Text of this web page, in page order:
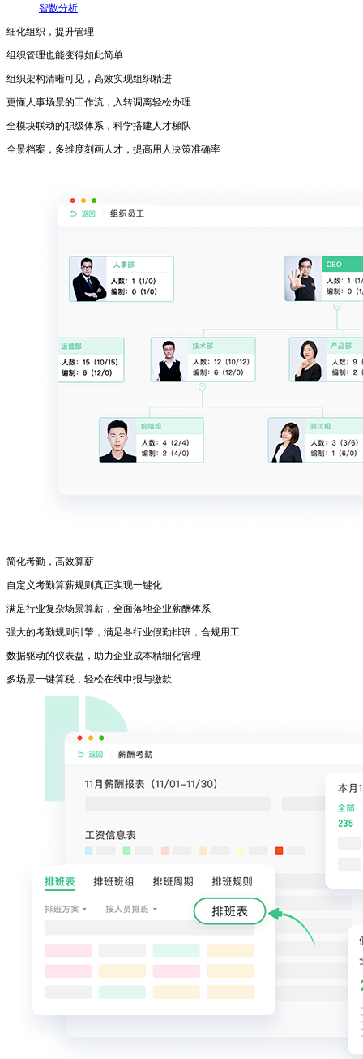
智数分析
细化组织，提升管理
组织管理也能变得如此简单
组织架构清晰可见，高效实现组织精进
更懂人事场景的工作流，入转调离轻松办理
全模块联动的职级体系，科学搭建人才梯队
全景档案，多维度刻画人才，提高用人决策准确率
简化考勤，高效算薪
自定义考勤算薪规则真正实现一键化
满足行业复杂场景算薪，全面落地企业薪酬体系
强大的考勤规则引擎，满足各行业假勤排班，合规用工
数据驱动的仪表盘，助力企业成本精细化管理
多场景一键算税，轻松在线申报与缴款